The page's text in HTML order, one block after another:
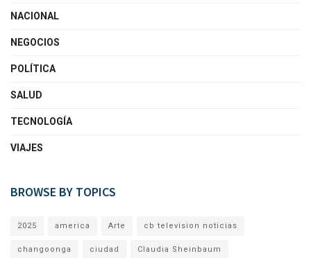
NACIONAL
NEGOCIOS
POLÍTICA
SALUD
TECNOLOGÍA
VIAJES
BROWSE BY TOPICS
2025 america Arte cb television noticias
changoonga ciudad Claudia Sheinbaum